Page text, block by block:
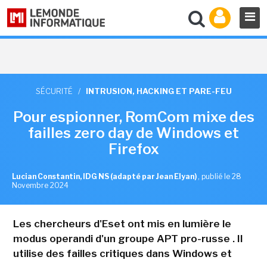
SÉCURITÉ / INTRUSION, HACKING ET PARE-FEU
Pour espionner, RomCom mixe des
failles zero day de Windows et
Firefox
Lucian Constantin, IDG NS (adapté par Jean Elyan) , publié le 28
Novembre 2024
Les chercheurs d'Eset ont mis en lumière le
modus operandi d'un groupe APT pro-russe . Il
utilise des failles critiques dans Windows et